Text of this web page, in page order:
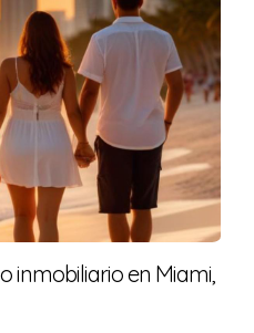
en buen estado para
riesgo.
certificados que
y busca descuentos
puedes asumir un riesgo
por qué ser un
correcta,
inteligentes.
inmobiliario en Miami,